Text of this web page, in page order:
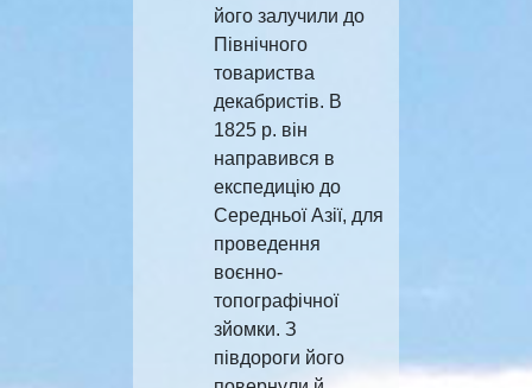
його залучили до
Північного
товариства
декабристів. В
1825 р. він
направився в
експедицію до
Середньої Азії, для
проведення
воєнно-
топографічної
зйомки. З
півдороги його